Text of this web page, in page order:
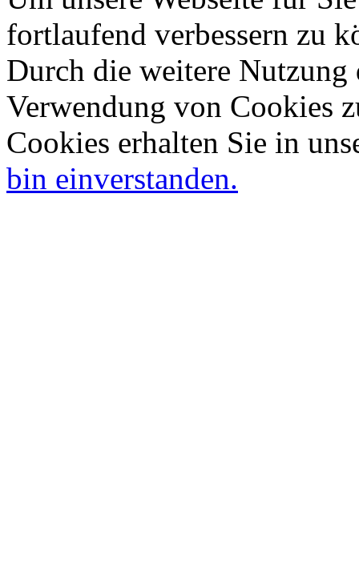
fortlaufend verbessern zu
Durch die weitere Nutzung
Verwendung von Cookies
Cookies erhalten Sie in
bin einverstanden.